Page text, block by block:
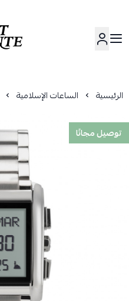
دانتي | DANTE
الرئيسية الساعات الإسلامية
توصيل مجانًا